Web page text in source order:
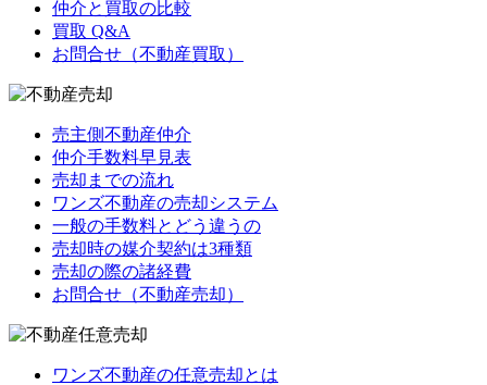
仲介と買取の比較
買取 Q&A
お問合せ（不動産買取）
売主側不動産仲介
仲介手数料早見表
売却までの流れ
ワンズ不動産の売却システム
一般の手数料とどう違うの
売却時の媒介契約は3種類
売却の際の諸経費
お問合せ（不動産売却）
ワンズ不動産の任意売却とは